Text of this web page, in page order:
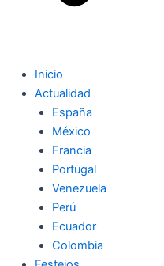
Inicio
Actualidad
España
México
Francia
Portugal
Venezuela
Perú
Ecuador
Colombia